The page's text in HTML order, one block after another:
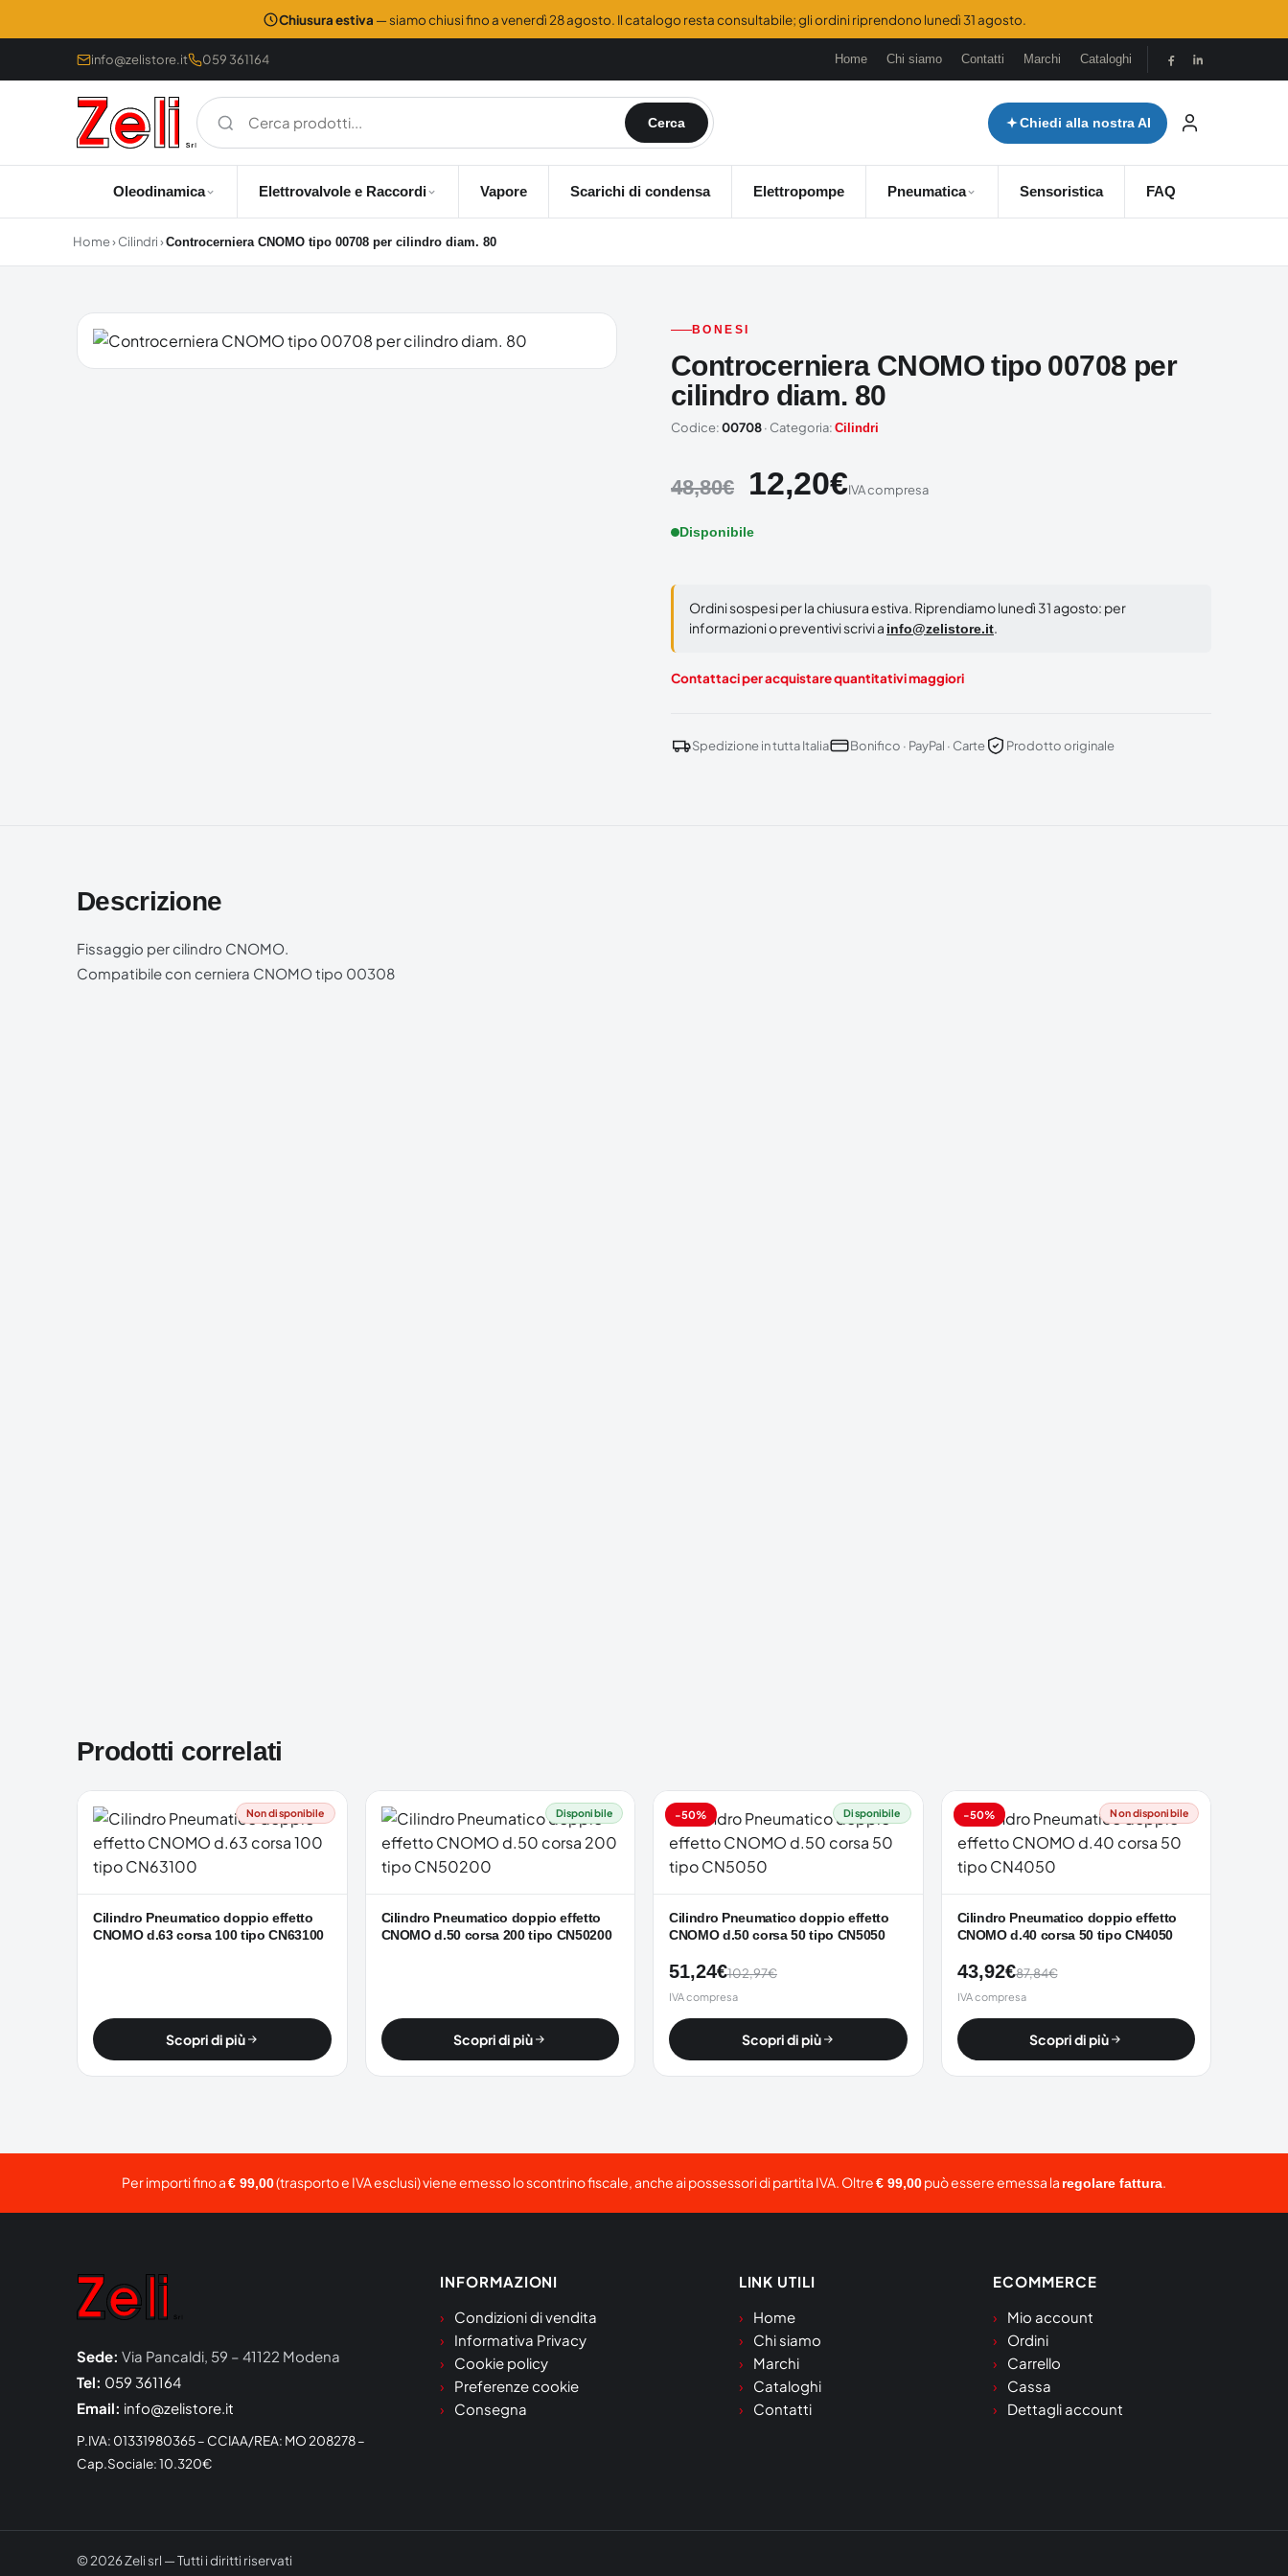
Chiusura estiva — siamo chiusi fino a venerdì 28 agosto. Il catalogo resta consultabile; gli ordini riprendono lunedì 31 agosto.
info@zelistore.it 059 361164 Home Chi siamo Contatti Marchi Cataloghi
Cerca Chiedi alla nostra AI
Oleodinamica Elettrovalvole e Raccordi Vapore Scarichi di condensa Elettropompe Pneumatica Sensoristica FAQ
Home›Cilindri›Controcerniera CNOMO tipo 00708 per cilindro diam. 80
BONESI
Controcerniera CNOMO tipo 00708 per
cilindro diam. 80
Codice:00708· Categoria: Cilindri
48,80€ 12,20€IVA compresa
Disponibile
Ordini sospesi per la chiusura estiva. Riprendiamo lunedì 31 agosto: per
informazioni o preventivi scrivi a info@zelistore.it.
Contattaci per acquistare quantitativi maggiori
Spedizione in tutta Italia Bonifico · PayPal · Carte Prodotto originale
Descrizione
Fissaggio per cilindro CNOMO.
Compatibile con cerniera CNOMO tipo 00308
Prodotti correlati
Non disponibile
Cilindro Pneumatico doppio effetto
CNOMO d.63 corsa 100 tipo CN63100
Scopri di più
Disponibile
Cilindro Pneumatico doppio effetto
CNOMO d.50 corsa 200 tipo CN50200
Scopri di più
-50% Disponibile
Cilindro Pneumatico doppio effetto
CNOMO d.50 corsa 50 tipo CN5050
51,24€102,97€
IVA compresa
Scopri di più
-50% Non disponibile
Cilindro Pneumatico doppio effetto
CNOMO d.40 corsa 50 tipo CN4050
43,92€87,84€
IVA compresa
Scopri di più
Per importi fino a€ 99,00(trasporto e IVA esclusi) viene emesso lo scontrino fiscale, anche ai possessori di partita IVA. Oltre€ 99,00può essere emessa la regolare fattura.
Sede: Via Pancaldi, 59 – 41122 Modena
Tel: 059 361164
Email: info@zelistore.it
P.IVA: 01331980365 – CCIAA/REA: MO 208278 –
Cap.Sociale: 10.320€
INFORMAZIONI
Condizioni di vendita
Informativa Privacy
Cookie policy
Preferenze cookie
Consegna
LINK UTILI
Home
Chi siamo
Marchi
Cataloghi
Contatti
ECOMMERCE
Mio account
Ordini
Carrello
Cassa
Dettagli account
© 2026 Zeli srl — Tutti i diritti riservati